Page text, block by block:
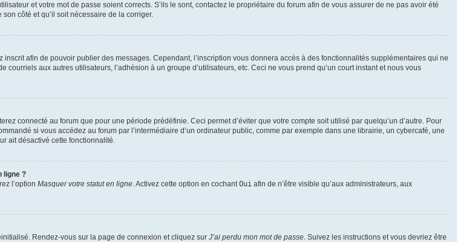
et votre mot de passe soient corrects. S’ils le sont, contactez le propriétaire du forum afin de vous assurer de ne pas avoir été
côté et qu’il soit nécessaire de la corriger.
afin de pouvoir publier des messages. Cependant, l’inscription vous donnera accès à des fonctionnalités supplémentaires qui ne
aux autres utilisateurs, l’adhésion à un groupe d’utilisateurs, etc. Ceci ne vous prend qu’un court instant et nous vous
connecté au forum que pour une période prédéfinie. Ceci permet d’éviter que votre compte soit utilisé par quelqu’un d’autre. Pour
si vous accédez au forum par l’intermédiaire d’un ordinateur public, comme par exemple dans une librairie, un cybercafé, une
ait désactivé cette fonctionnalité.
ligne ?
l’option Masquer votre statut en ligne. Activez cette option en cochantOui afin de n’être visible qu’aux administrateurs, aux
Rendez-vous sur la page de connexion et cliquez sur J’ai perdu mon mot de passe. Suivez les instructions et vous devriez être